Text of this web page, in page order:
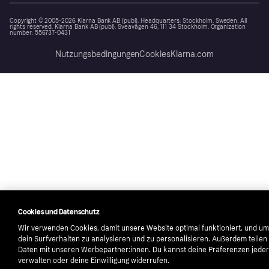
Copyright © 2005-2026 Klarna Bank AB (publ). Headquarters: Stockholm, Sweden. All
rights reserved. Klarna Bank AB (publ). Sveavägen 46, 111 34 Stockholm. Organization
number: 556737-0431
NutzungsbedingungenCookiesKlarna.com
Cookies und Datenschutz
Wir verwenden Cookies, damit unsere Website optimal funktioniert, und um
dein Surfverhalten zu analysieren und zu personalisieren. Außerdem teilen
Daten mit unseren Werbepartner:innen. Du kannst deine Präferenzen
verwalten oder deine Einwilligung widerrufen.